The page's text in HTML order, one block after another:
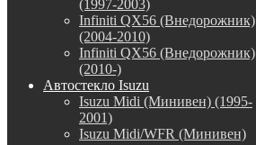
(1997-2003)
Infiniti QX56 (Внедорожник)
(2004-2010)
Infiniti QX56 (Внедорожник)
(2010-)
Автостекло Isuzu
Isuzu Midi (Минивен) (1995-
2001)
Isuzu Midi/WFR (Минивен)